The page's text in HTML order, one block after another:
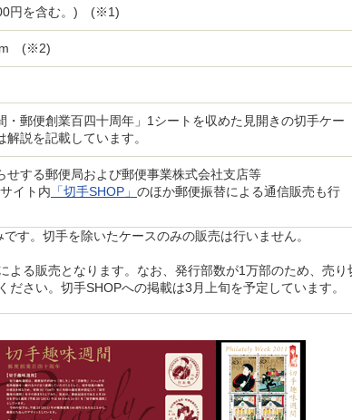
円を含む。) (※1)
(※2)
・郵便創業百四十周年」1シートを収めた見開きの切手ケー
説を記載しています。
せする郵便局および郵便事業株式会社支店等
イト内 「切手SHOP」 のほか郵便振替による通信販売も行
す。切手を除いたケースのみの販売は行いません。
よる販売となります。なお、発行部数が1万部のため、売り
さい。切手SHOPへの掲載は3月上旬を予定しています。